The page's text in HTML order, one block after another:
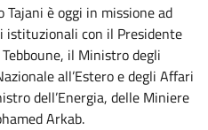
è oggi in missione ad
istituzionali con il Presidente
il Ministro degli
all’Estero e degli Affari
dell’Energia, delle Miniere
Arkab.